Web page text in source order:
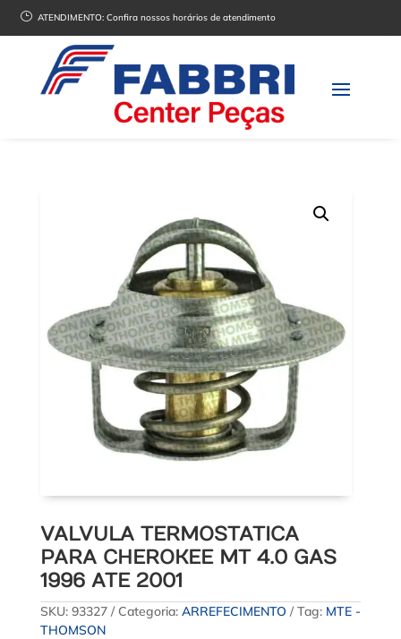
} ATENDIMENTO:Confira nossos horários de atendimento
VALVULA TERMOSTATICA
PARA CHEROKEE MT 4.0 GAS
1996 ATE 2001
SKU: 93327 Categoria: ARREFECIMENTO Tag: MTE -
THOMSON